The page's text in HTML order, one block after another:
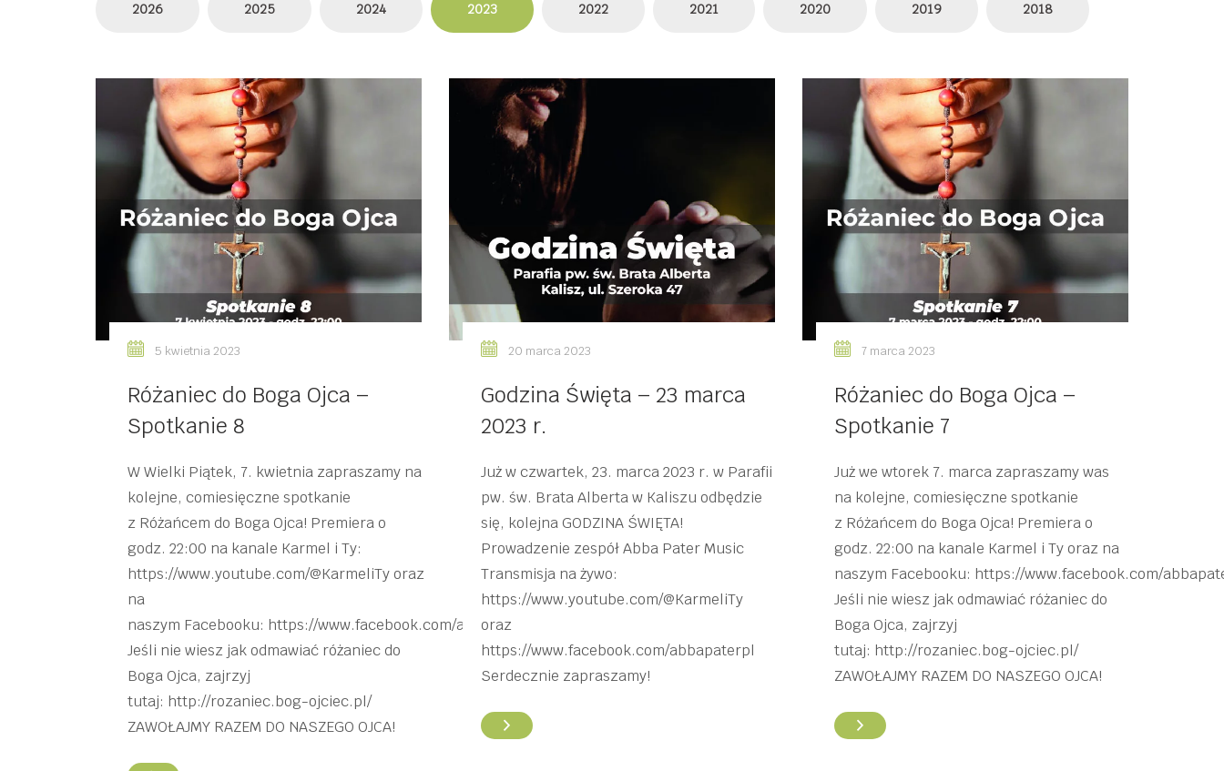
2026 2025 2024 2023 2022 2021 2020 2019 2018
5 kwietnia 2023
Różaniec do Boga Ojca –
Spotkanie 8
W Wielki Piątek, 7. kwietnia zapraszamy na
kolejne, comiesięczne spotkanie
z Różańcem do Boga Ojca! Premiera o
godz. 22:00 na kanale Karmel i Ty:
https://www.youtube.com/@KarmeliTy oraz
na
naszym Facebooku: https://www.facebook.com/abbapaterpl
Jeśli nie wiesz jak odmawiać różaniec do
Boga Ojca, zajrzyj
tutaj: http://rozaniec.bog-ojciec.pl/
ZAWOŁAJMY RAZEM DO NASZEGO OJCA!
20 marca 2023
Godzina Święta – 23 marca
2023 r.
Już w czwartek, 23. marca 2023 r. w Parafii
pw. św. Brata Alberta w Kaliszu odbędzie
się, kolejna GODZINA ŚWIĘTA!
Prowadzenie zespół Abba Pater Music
Transmisja na żywo:
https://www.youtube.com/@KarmeliTy
oraz
https://www.facebook.com/abbapaterpl
Serdecznie zapraszamy!
7 marca 2023
Różaniec do Boga Ojca –
Spotkanie 7
Już we wtorek 7. marca zapraszamy was
na kolejne, comiesięczne spotkanie
z Różańcem do Boga Ojca! Premiera o
godz. 22:00 na kanale Karmel i Ty oraz na
naszym Facebooku: https://www.facebook.com/
Jeśli nie wiesz jak odmawiać różaniec do
Boga Ojca, zajrzyj
tutaj: http://rozaniec.bog-ojciec.pl/
ZAWOŁAJMY RAZEM DO NASZEGO OJCA!